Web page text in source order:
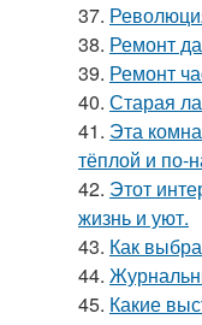
37.
38. Ремонт
39. Ремонт
40. Старая
41. Эта
тёплой и по-
42. Этот
жизнь и уют.
43. Как
44.
45. Какие